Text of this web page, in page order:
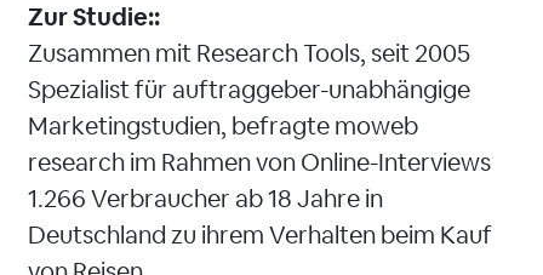
Zur Studie::
Zusammen mit Research Tools, seit 2005
Spezialist für auftraggeber-unabhängige
Marketingstudien, befragte moweb
research im Rahmen von Online-Interviews
1.266 Verbraucher ab 18 Jahre in
Deutschland zu ihrem Verhalten beim Kauf